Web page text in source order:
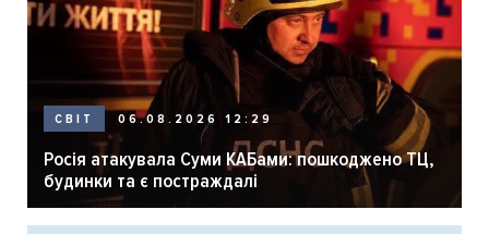
СВІТ 06.08.2026 12:29
Росія атакувала Суми КАБами: пошкоджено ТЦ,
будинки та є постраждалі